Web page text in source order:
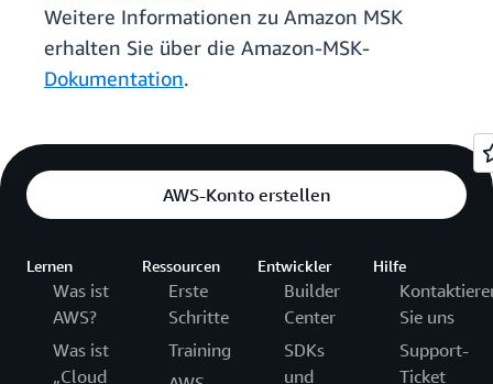
Weitere Informationen zu Amazon MSK
erhalten Sie über die Amazon-MSK-
Dokumentation.
AWS-Konto erstellen
Lernen
Was ist
AWS?
Was ist
„Cloud
Ressourcen
Erste
Schritte
Training
Entwickler
Builder
Center
SDKs
und
Hilfe
Sie uns
Support-
Ticket